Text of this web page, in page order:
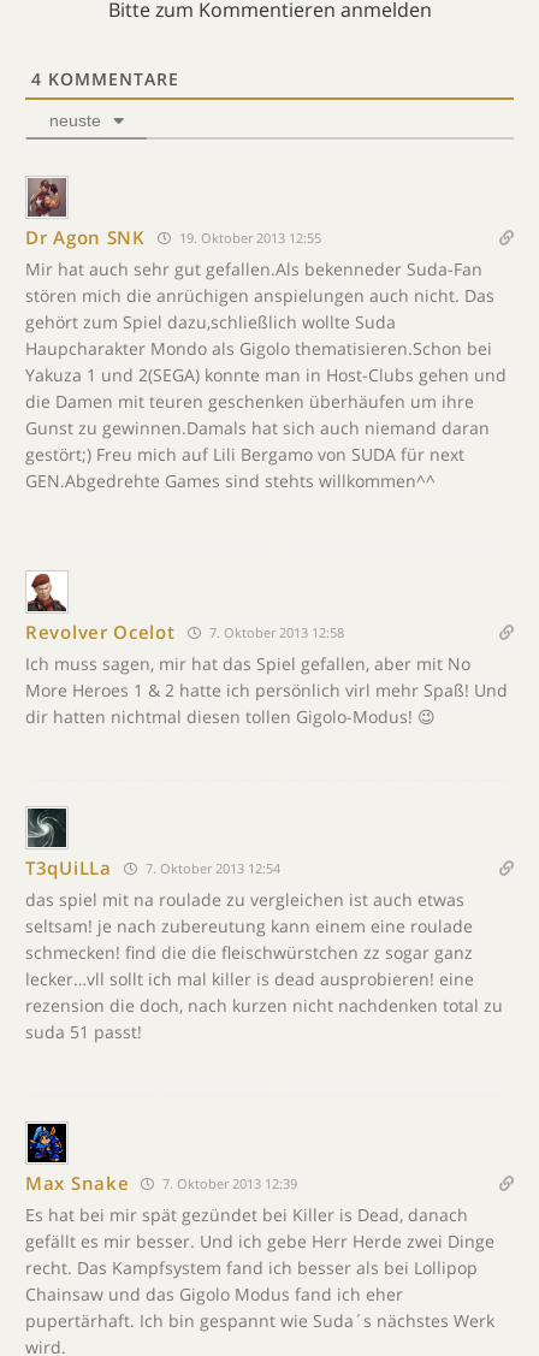
Bitte zum Kommentieren anmelden
4 KOMMENTARE
neuste
Dr Agon SNK 19. Oktober 2013 12:55
Mir hat auch sehr gut gefallen.Als bekenneder Suda-Fan
stören mich die anrüchigen anspielungen auch nicht. Das
gehört zum Spiel dazu,schließlich wollte Suda
Haupcharakter Mondo als Gigolo thematisieren.Schon bei
Yakuza 1 und 2(SEGA) konnte man in Host-Clubs gehen und
die Damen mit teuren geschenken überhäufen um ihre
Gunst zu gewinnen.Damals hat sich auch niemand daran
gestört;) Freu mich auf Lili Bergamo von SUDA für next
GEN.Abgedrehte Games sind stehts willkommen^^
Revolver Ocelot 7. Oktober 2013 12:58
Ich muss sagen, mir hat das Spiel gefallen, aber mit No
More Heroes 1 & 2 hatte ich persönlich virl mehr Spaß! Und
dir hatten nichtmal diesen tollen Gigolo-Modus! 😉
T3qUiLLa 7. Oktober 2013 12:54
das spiel mit na roulade zu vergleichen ist auch etwas
seltsam! je nach zubereutung kann einem eine roulade
schmecken! find die die fleischwürstchen zz sogar ganz
lecker…vll sollt ich mal killer is dead ausprobieren! eine
rezension die doch, nach kurzen nicht nachdenken total zu
suda 51 passt!
Max Snake 7. Oktober 2013 12:39
Es hat bei mir spät gezündet bei Killer is Dead, danach
gefällt es mir besser. Und ich gebe Herr Herde zwei Dinge
recht. Das Kampfsystem fand ich besser als bei Lollipop
Chainsaw und das Gigolo Modus fand ich eher
pupertärhaft. Ich bin gespannt wie Suda´s nächstes Werk
wird.